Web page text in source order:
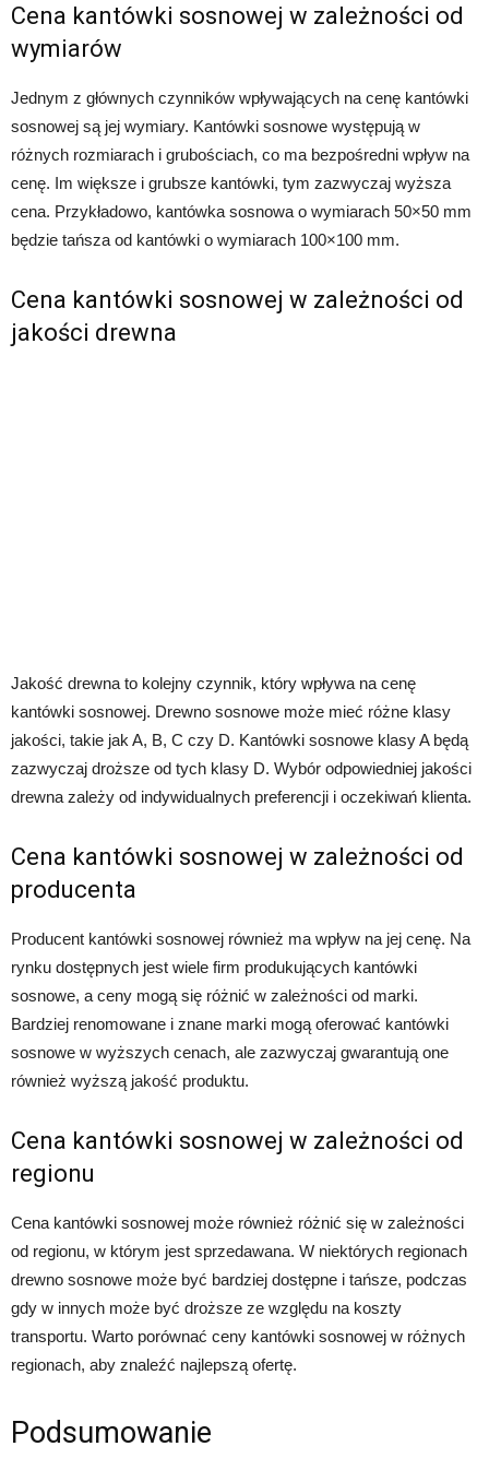
Cena kantówki sosnowej w zależności od
wymiarów
Jednym z głównych czynników wpływających na cenę kantówki
sosnowej są jej wymiary. Kantówki sosnowe występują w
różnych rozmiarach i grubościach, co ma bezpośredni wpływ na
cenę. Im większe i grubsze kantówki, tym zazwyczaj wyższa
cena. Przykładowo, kantówka sosnowa o wymiarach 50×50 mm
będzie tańsza od kantówki o wymiarach 100×100 mm.
Cena kantówki sosnowej w zależności od
jakości drewna
Jakość drewna to kolejny czynnik, który wpływa na cenę
kantówki sosnowej. Drewno sosnowe może mieć różne klasy
jakości, takie jak A, B, C czy D. Kantówki sosnowe klasy A będą
zazwyczaj droższe od tych klasy D. Wybór odpowiedniej jakości
drewna zależy od indywidualnych preferencji i oczekiwań klienta.
Cena kantówki sosnowej w zależności od
producenta
Producent kantówki sosnowej również ma wpływ na jej cenę. Na
rynku dostępnych jest wiele firm produkujących kantówki
sosnowe, a ceny mogą się różnić w zależności od marki.
Bardziej renomowane i znane marki mogą oferować kantówki
sosnowe w wyższych cenach, ale zazwyczaj gwarantują one
również wyższą jakość produktu.
Cena kantówki sosnowej w zależności od
regionu
Cena kantówki sosnowej może również różnić się w zależności
od regionu, w którym jest sprzedawana. W niektórych regionach
drewno sosnowe może być bardziej dostępne i tańsze, podczas
gdy w innych może być droższe ze względu na koszty
transportu. Warto porównać ceny kantówki sosnowej w różnych
regionach, aby znaleźć najlepszą ofertę.
Podsumowanie